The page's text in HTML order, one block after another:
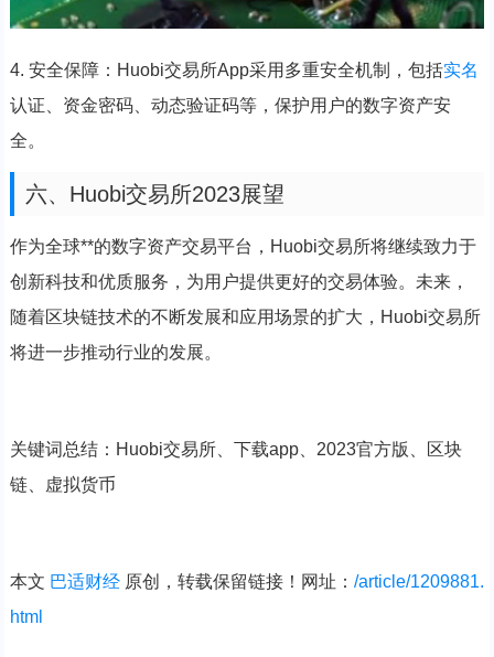
4. 安全保障：Huobi交易所App采用多重安全机制，包括实名
认证、资金密码、动态验证码等，保护用户的数字资产安
全。
六、Huobi交易所2023展望
作为全球**的数字资产交易平台，Huobi交易所将继续致力于
创新科技和优质服务，为用户提供更好的交易体验。未来，
随着区块链技术的不断发展和应用场景的扩大，Huobi交易所
将进一步推动行业的发展。
关键词总结：Huobi交易所、下载app、2023官方版、区块
链、虚拟货币
本文 巴适财经原创，转载保留链接！网址： /article/1209881.
html